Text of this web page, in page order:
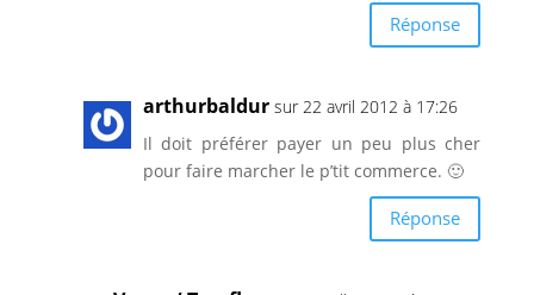
Réponse
arthurbaldur sur 22 avril 2012 à 17:26
Il doit préférer payer un peu plus cher
pour faire marcher le p’tit commerce. 🙂
Réponse